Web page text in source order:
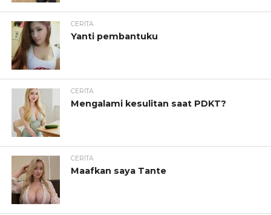
CERITA
Yanti pembantuku
CERITA
Mengalami kesulitan saat PDKT?
CERITA
Maafkan saya Tante